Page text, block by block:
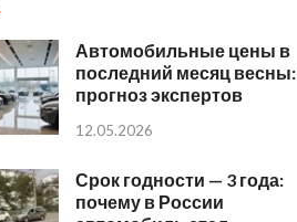
Автомобильные цены в
последний месяц весны:
прогноз экспертов
12.05.2026
Срок годности — 3 года:
почему в России